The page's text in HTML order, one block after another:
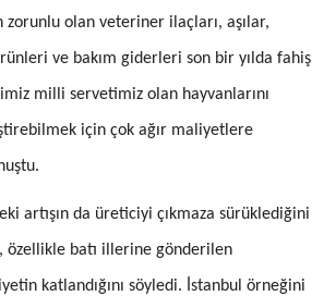
zorunlu olan veteriner ilaçları, aşılar,
ve bakım giderleri son bir yılda fahiş
milli servetimiz olan hayvanlarını
için çok ağır maliyetlere
.
artışın da üreticiyi çıkmaza sürüklediğini
özellikle batı illerine gönderilen
katlandığını söyledi. İstanbul örneğini